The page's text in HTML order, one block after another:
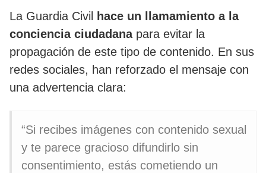
La Guardia Civil
hace un llamamiento a la
conciencia ciudadanapara evitar la
propagación de este tipo de contenido. En sus
redes sociales, han reforzado el mensaje con
una advertencia clara:
“Si recibes imágenes con contenido sexual
y te parece gracioso difundirlo sin
consentimiento, estás cometiendo un